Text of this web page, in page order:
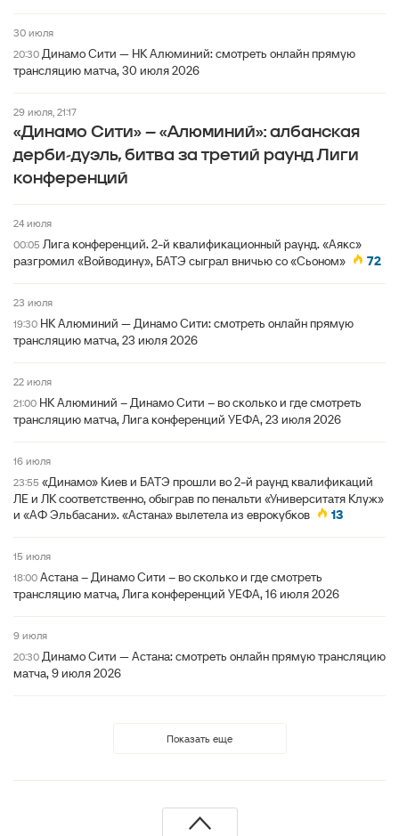
30 июля
20:30 Динамо Сити — НК Алюминий: смотреть онлайн прямую
трансляцию матча, 30 июля 2026
29 июля, 21:17
«Динамо Сити» – «Алюминий»: албанская
дерби-дуэль, битва за третий раунд Лиги
конференций
24 июля
00:05 Лига конференций. 2-й квалификационный раунд. «Аякс»
разгромил «Войводину», БАТЭ сыграл вничью со «Сьоном»
72
23 июля
19:30 НК Алюминий — Динамо Сити: смотреть онлайн прямую
трансляцию матча, 23 июля 2026
22 июля
21:00 НК Алюминий – Динамо Сити – во сколько и где смотреть
трансляцию матча, Лига конференций УЕФА, 23 июля 2026
16 июля
23:55 «Динамо» Киев и БАТЭ прошли во 2-й раунд квалификаций
ЛЕ и ЛК соответственно, обыграв по пенальти «Университатя Клуж»
и «АФ Эльбасани». «Астана» вылетела из еврокубков
13
15 июля
18:00 Астана – Динамо Сити – во сколько и где смотреть
трансляцию матча, Лига конференций УЕФА, 16 июля 2026
9 июля
20:30 Динамо Сити — Астана: смотреть онлайн прямую трансляцию
матча, 9 июля 2026
Показать еще